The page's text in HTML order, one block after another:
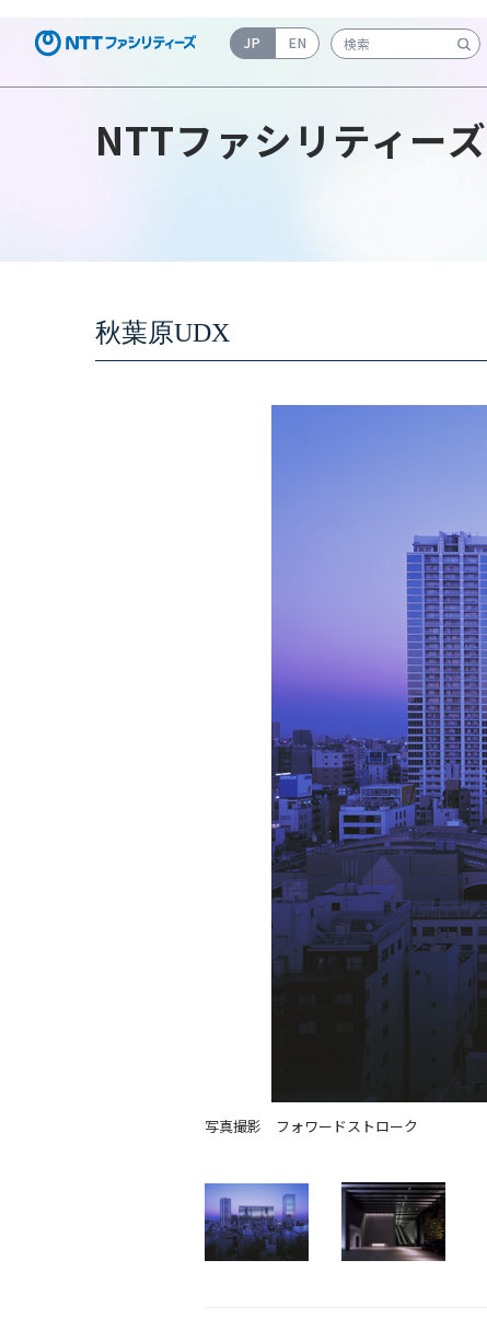
JP EN 検索キーワード入力
NTTファシリティーズ
秋葉原UDX
写真撮影 フォワードストローク